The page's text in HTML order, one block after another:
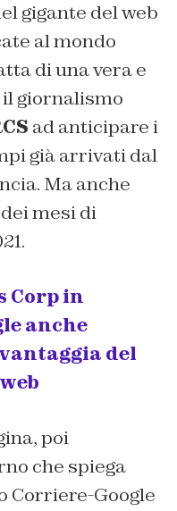
gigante del web
al mondo
di una vera e
giornalismo
ad anticipare i
già arrivati dal
Ma anche
mesi di
Corp in
anche
del
poi
che spiega
Corriere-Google